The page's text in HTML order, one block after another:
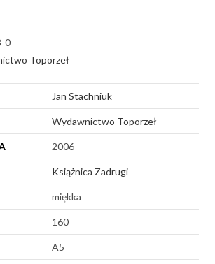
0
Toporzeł
Jan Stachniuk
Wydawnictwo Toporzeł
2006
Książnica Zadrugi
miękka
160
A5